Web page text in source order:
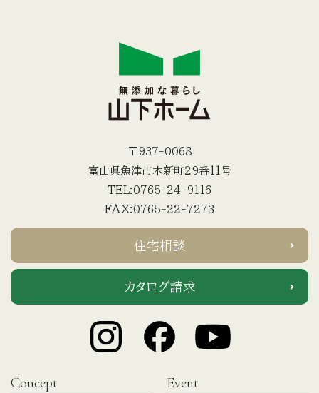
〒937-0068
富山県魚津市本新町29番11号
TEL:0765-24-9116
FAX:0765-22-7273
住宅相談
カタログ請求
Concept Event